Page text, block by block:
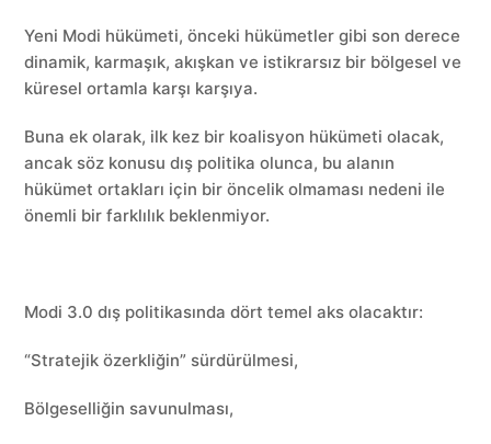
Yeni Modi hükümeti, önceki hükümetler gibi son derece
dinamik, karmaşık, akışkan ve istikrarsız bir bölgesel ve
küresel ortamla karşı karşıya.
Buna ek olarak, ilk kez bir koalisyon hükümeti olacak,
ancak söz konusu dış politika olunca, bu alanın
hükümet ortakları için bir öncelik olmaması nedeni ile
önemli bir farklılık beklenmiyor.
Modi 3.0 dış politikasında dört temel aks olacaktır:
“Stratejik özerkliğin” sürdürülmesi,
Bölgeselliğin savunulması,